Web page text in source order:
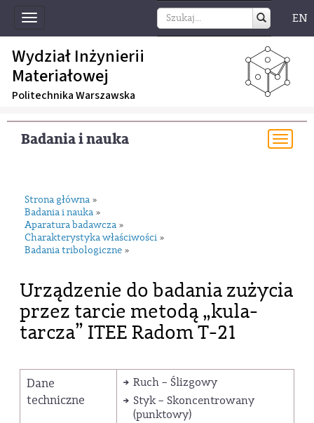
Toggle
navigation
EN
Wydział Inżynierii
Materiałowej
Politechnika Warszawska
Badania i nauka
Strona główna »
Badania i nauka »
Aparatura badawcza »
Charakterystyka właściwości »
Badania tribologiczne »
Urządzenie do badania zużycia
przez tarcie metodą „kula-
tarcza” ITEE Radom T-21
Dane
techniczne
Ruch – Ślizgowy
Styk – Skoncentrowany
(punktowy)